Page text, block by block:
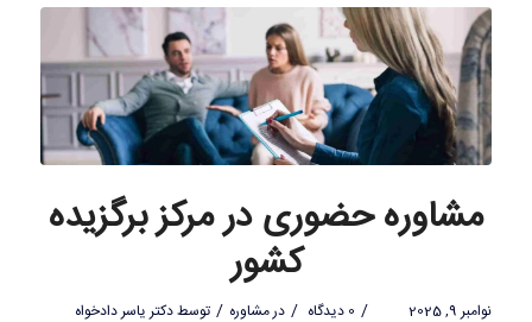
مشاوره حضوری در مرکز برگزیده
کشور
نوامبر 9, 2025 / 0 دیدگاه / درمشاوره / توسطدکتر یاسر دادخواه